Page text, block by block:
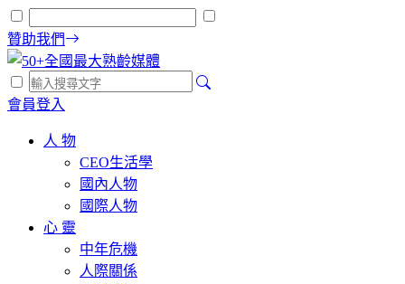
贊助我們
會員登入
人 物
CEO生活學
國內人物
國際人物
心 靈
中年危機
人際關係